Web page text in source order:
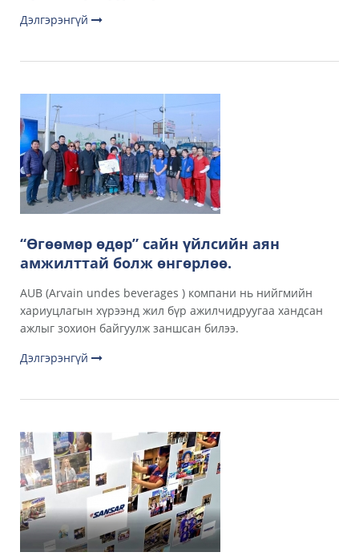
Дэлгэрэнгүй
“Өгөөмөр өдөр” сайн үйлсийн аян
амжилттай болж өнгөрлөө.
AUB (Arvain undes beverages ) компани нь нийгмийн
хариуцлагын хүрээнд жил бүр ажилчидруугаа хандсан
ажлыг зохион байгуулж заншсан билээ.
Дэлгэрэнгүй